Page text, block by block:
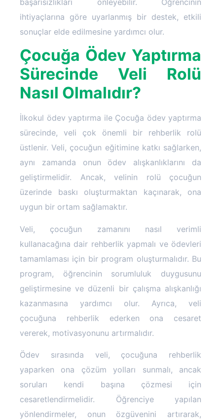
ihtiyaçlarına göre uyarlanmış bir destek, etkili
sonuçlar elde edilmesine yardımcı olur.
Çocuğa Ödev Yaptırma
Sürecinde Veli Rolü
Nasıl Olmalıdır?
İlkokul ödev yaptırma ile Çocuğa ödev yaptırma
sürecinde, veli çok önemli bir rehberlik rolü
üstlenir. Veli, çocuğun eğitimine katkı sağlarken,
aynı zamanda onun ödev alışkanlıklarını da
geliştirmelidir. Ancak, velinin rolü çocuğun
üzerinde baskı oluşturmaktan kaçınarak, ona
uygun bir ortam sağlamaktır.
Veli, çocuğun zamanını nasıl verimli
kullanacağına dair rehberlik yapmalı ve ödevleri
tamamlaması için bir program oluşturmalıdır. Bu
program, öğrencinin sorumluluk duygusunu
geliştirmesine ve düzenli bir çalışma alışkanlığı
kazanmasına yardımcı olur. Ayrıca, veli
çocuğuna rehberlik ederken ona cesaret
vererek, motivasyonunu artırmalıdır.
Ödev sırasında veli, çocuğuna rehberlik
yaparken ona çözüm yolları sunmalı, ancak
soruları kendi başına çözmesi için
cesaretlendirmelidir. Öğrenciye yapılan
yönlendirmeler, onun özgüvenini artırarak,